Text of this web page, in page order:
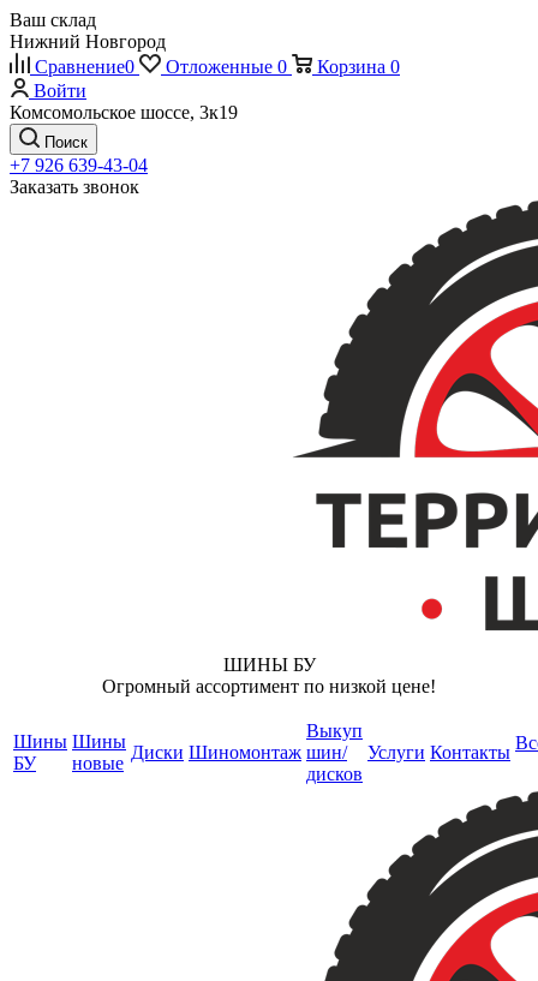
Ваш склад
Нижний Новгород
Сравнение0 Отложенные 0 Корзина 0
Войти
Комсомольское шоссе, 3к19
Поиск
+7 926 639-43-04
Заказать звонок
ШИНЫ БУ
Огромный ассортимент по низкой цене!
Шины
БУ
Шины
новые
Диски Шиномонтаж
Выкуп
шин/
дисков
Услуги Контакты